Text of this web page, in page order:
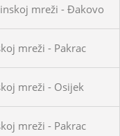
mreži - Đakovo
mreži - Pakrac
mreži - Osijek
mreži - Pakrac